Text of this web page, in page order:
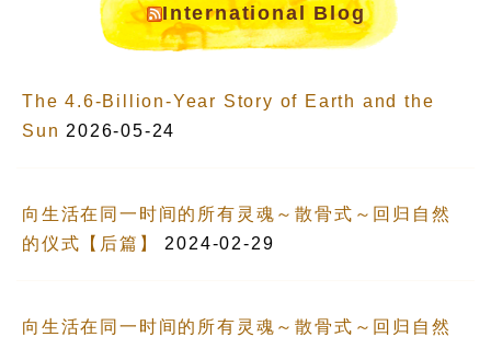
International Blog
The 4.6-Billion-Year Story of Earth and the
Sun 2026-05-24
向生活在同一时间的所有灵魂～散骨式～回归自然
的仪式【后篇】
2024-02-29
向生活在同一时间的所有灵魂～散骨式～回归自然